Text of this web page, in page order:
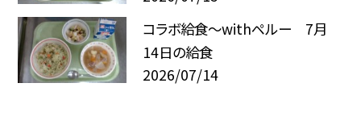
コラボ給食～withペルー 7月
14日の給食
2026/07/14